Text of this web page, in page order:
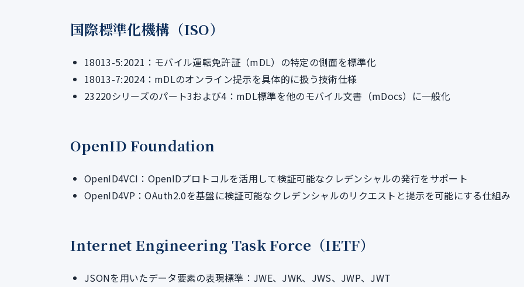
国際標準化機構（ISO）
18013-5:2021：モバイル運転免許証（mDL）の特定の側面を標準化
18013-7:2024：mDLのオンライン提示を具体的に扱う技術仕様
23220シリーズのパート3および4：mDL標準を他のモバイル文書（mDocs）に一般化
OpenID Foundation
OpenID4VCI：OpenIDプロトコルを活用して検証可能なクレデンシャルの発行をサポート
OpenID4VP：OAuth2.0を基盤に検証可能なクレデンシャルのリクエストと提示を可能にする仕組み
Internet Engineering Task Force（IETF）
JSONを用いたデータ要素の表現標準：JWE、JWK、JWS、JWP、JWT